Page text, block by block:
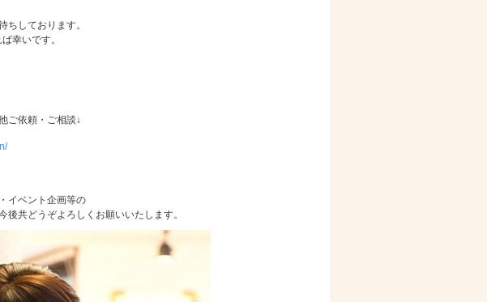
ちしております。
幸いです。
ご依頼・ご相談↓
イベント企画等の
後共どうぞよろしくお願いいたします。